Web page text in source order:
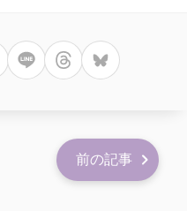
前の記事